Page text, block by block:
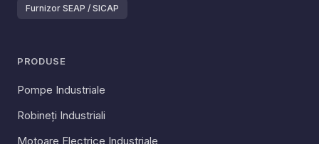
Furnizor SEAP / SICAP
PRODUSE
Pompe Industriale
Robineți Industriali
Motoare Electrice Industriale